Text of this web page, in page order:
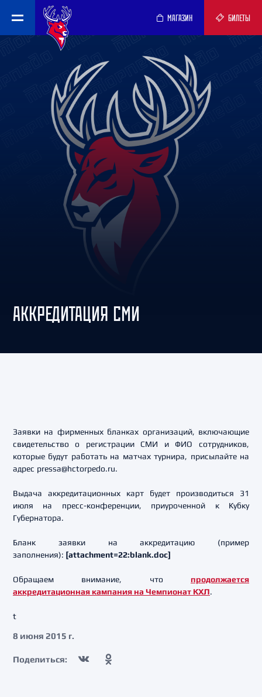
МАГАЗИН БИЛЕТЫ
АККРЕДИТАЦИЯ СМИ
Заявки на фирменных бланках организаций, включающие
свидетельство о регистрации СМИ и ФИО сотрудников,
которые будут работать на матчах турнира, присылайте на
адрес pressa@hctorpedo.ru.
Выдача аккредитационных карт будет производиться 31
июля на пресс-конференции, приуроченной к Кубку
Губернатора.
Бланк заявки на аккредитацию (пример
заполнения): [attachment=22:blank.doc]
Обращаем внимание, что продолжается
аккредитационная кампания на Чемпионат КХЛ.
t
8 июня 2015 г.
Поделиться: